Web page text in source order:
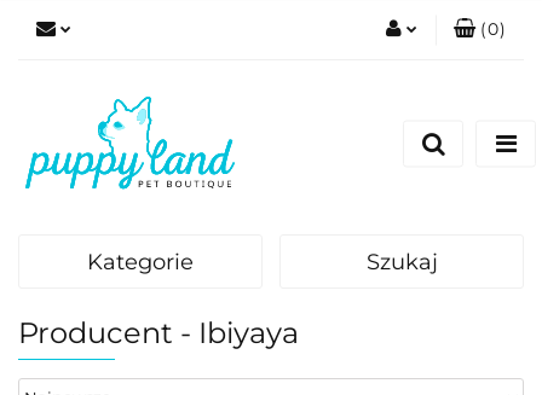
(0)
Kategorie Szukaj
Producent - Ibiyaya